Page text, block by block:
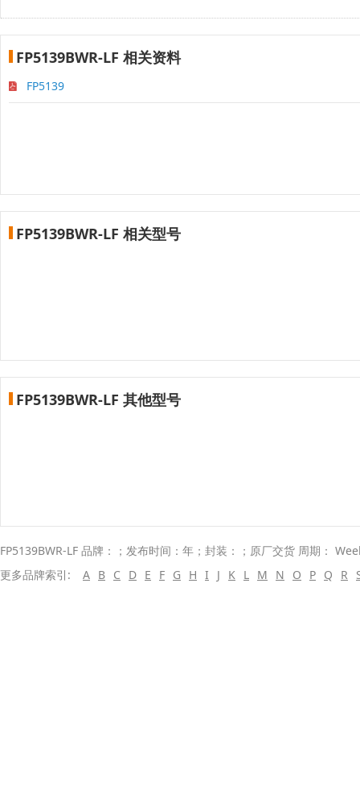
FP5139BWR-LF 相关资料
FP5139
FP5139BWR-LF 相关型号
FP5139BWR-LF 其他型号
FP5139BWR-LF 品牌：；发布时间：年；封装：；原厂交货 周期：
更多品牌索引:
A B C D E F G H I J K L M N O P Q R